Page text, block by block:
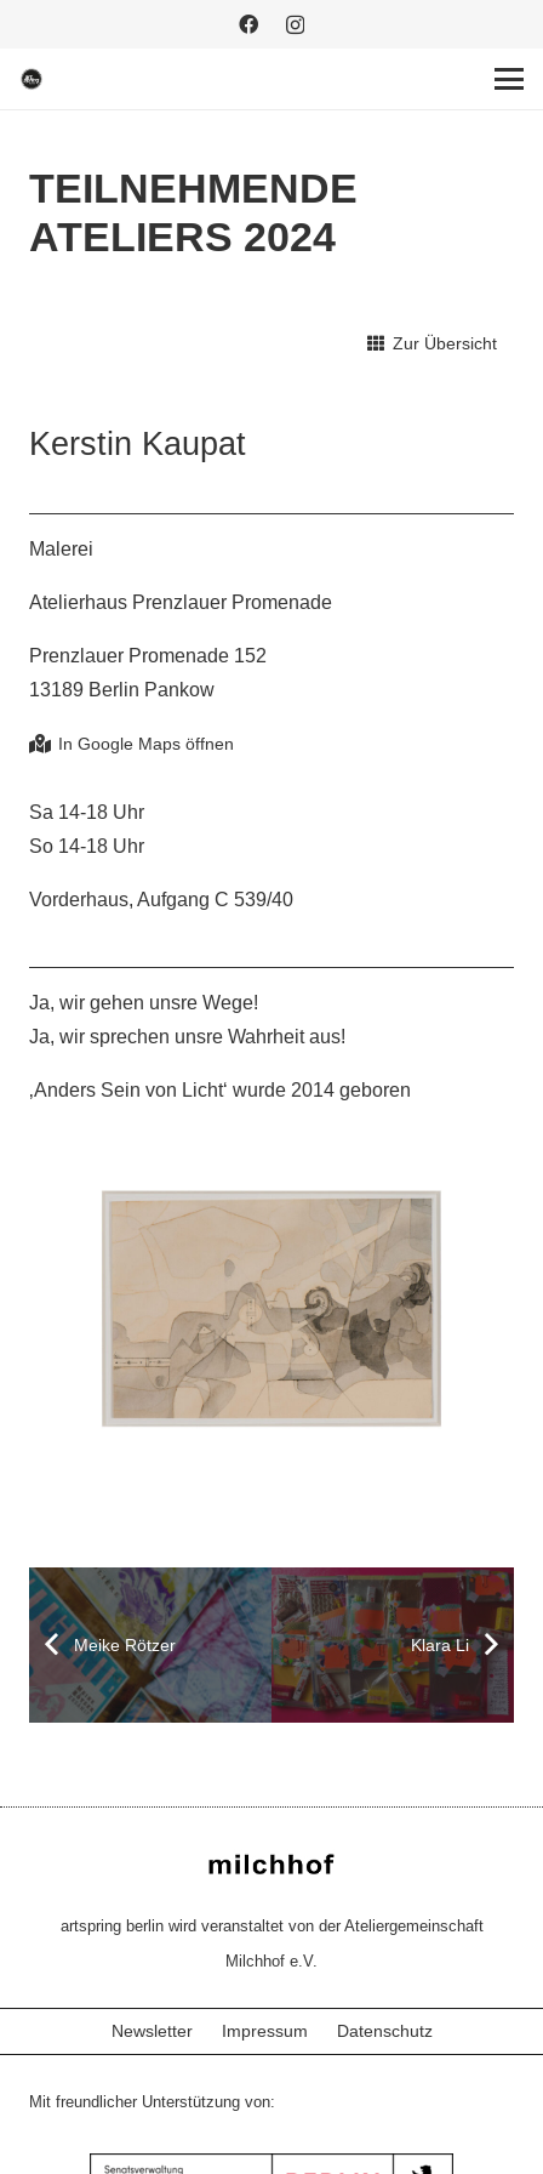
TEILNEHMENDE
ATELIERS 2024
Zur Übersicht
Kerstin Kaupat
Malerei
Atelierhaus Prenzlauer Promenade
Prenzlauer Promenade 152
13189 Berlin Pankow
Sa 14-18 Uhr
So 14-18 Uhr
Vorderhaus, Aufgang C 539/40
Ja, wir gehen unsre Wege!
Ja, wir sprechen unsre Wahrheit aus!
‚Anders Sein von Licht‘ wurde 2014 geboren
Meike Rötzer Klara Li
artspring berlin wird veranstaltet von der Ateliergemeinschaft
Milchhof e.V.
Newsletter Impressum Datenschutz
Mit freundlicher Unterstützung von: